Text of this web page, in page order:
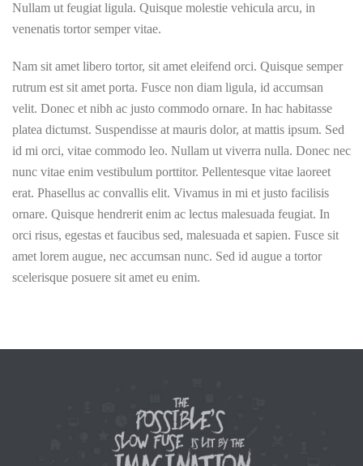
Nullam ut feugiat ligula. Quisque molestie vehicula arcu, in
venenatis tortor semper vitae.
Nam sit amet libero tortor, sit amet eleifend orci. Quisque semper
rutrum est sit amet porta. Fusce non diam ligula, id accumsan
velit. Donec et nibh ac justo commodo ornare. In hac habitasse
platea dictumst. Suspendisse at mauris dolor, at mattis ipsum. Sed
id mi orci, vitae commodo leo. Nullam ut viverra nulla. Donec nec
nunc vitae enim vestibulum porttitor. Pellentesque vitae laoreet
erat. Phasellus ac convallis elit. Vivamus in mi et justo facilisis
ornare. Quisque hendrerit enim ac lectus malesuada feugiat. In
orci risus, egestas et faucibus sed, malesuada et sapien. Fusce sit
amet lorem augue, nec accumsan nunc. Sed id augue a tortor
scelerisque posuere sit amet eu enim.